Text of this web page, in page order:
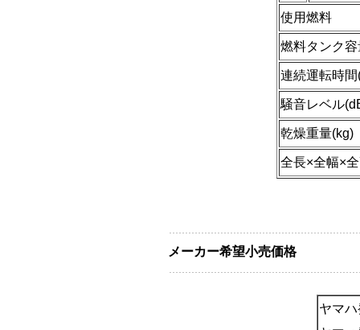
使用燃料
燃料タンク
連続運転時間
騒音レベル
乾燥重量(kg)
全長×全幅×
メーカー希望小売価格
ヤマ